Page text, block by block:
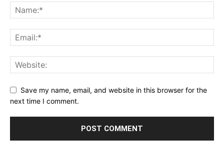
Save my name, email, and website in this browser for the
next time I comment.